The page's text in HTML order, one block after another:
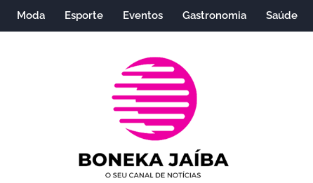
Moda Esporte Eventos Gastronomia Saúde